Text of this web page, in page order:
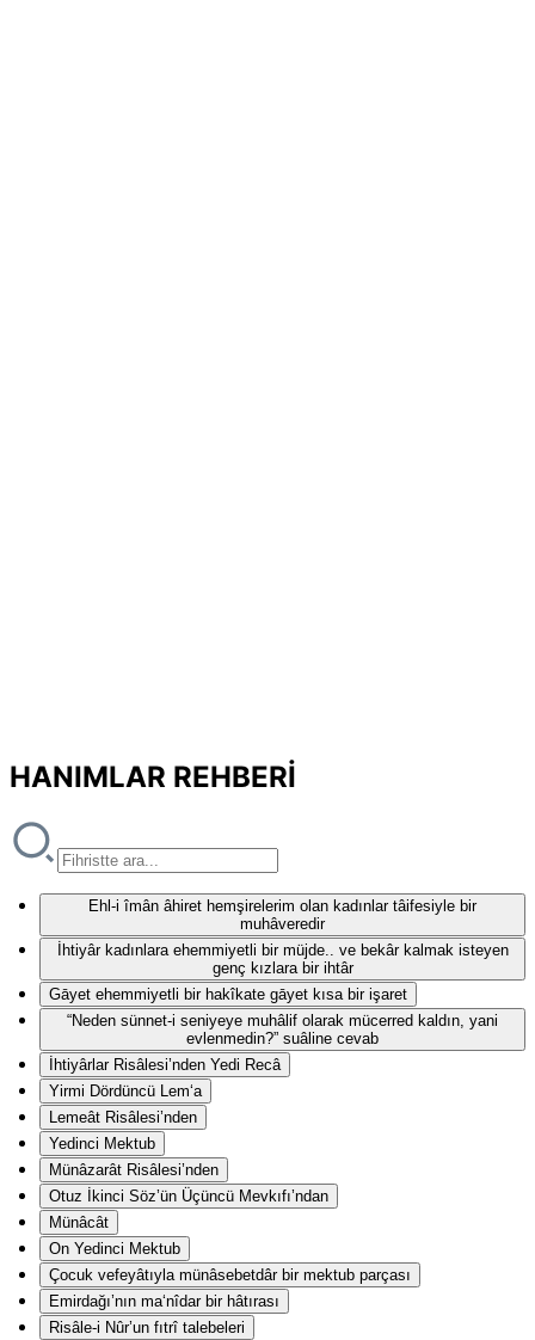
HANIMLAR REHBERİ
Ehl-i îmân âhiret hemşirelerim olan kadınlar tâifesiyle bir
muhâveredir
İhtiyâr kadınlara ehemmiyetli bir müjde.. ve bekâr kalmak isteyen
genç kızlara bir ihtâr
Gāyet ehemmiyetli bir hakîkate gāyet kısa bir işaret
“Neden sünnet-i seniyeye muhâlif olarak mücerred kaldın, yani
evlenmedin?” suâline cevab
İhtiyârlar Risâlesi’nden Yedi Recâ
Yirmi Dördüncü Lem‘a
Lemeât Risâlesi’nden
Yedinci Mektub
Münâzarât Risâlesi’nden
Otuz İkinci Söz’ün Üçüncü Mevkıfı’ndan
Münâcât
On Yedinci Mektub
Çocuk vefeyâtıyla münâsebetdâr bir mektub parçası
Emirdağı’nın ma‘nîdar bir hâtırası
Risâle-i Nûr’un fıtrî talebeleri